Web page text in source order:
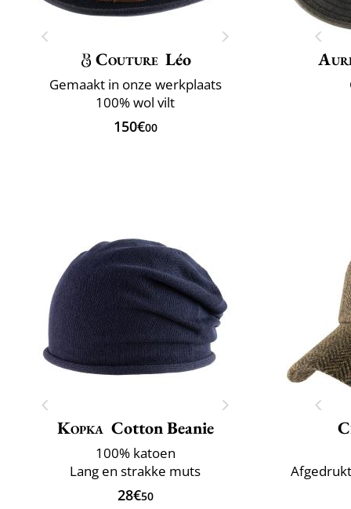
Couture Léo
Gemaakt in onze werkplaats
100% wol vilt
150€00
Kopka Cotton Beanie
100% katoen
Lang en strakke muts
28€50